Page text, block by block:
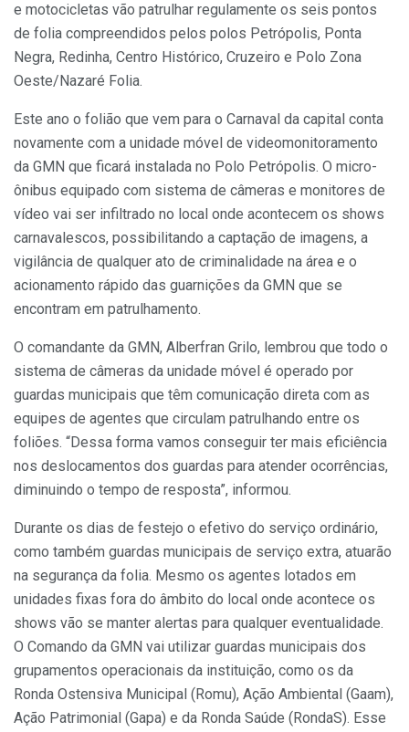
e motocicletas vão patrulhar regulamente os seis pontos
de folia compreendidos pelos polos Petrópolis, Ponta
Negra, Redinha, Centro Histórico, Cruzeiro e Polo Zona
Oeste/Nazaré Folia.
Este ano o folião que vem para o Carnaval da capital conta
novamente com a unidade móvel de videomonitoramento
da GMN que ficará instalada no Polo Petrópolis. O micro-
ônibus equipado com sistema de câmeras e monitores de
vídeo vai ser infiltrado no local onde acontecem os shows
carnavalescos, possibilitando a captação de imagens, a
vigilância de qualquer ato de criminalidade na área e o
acionamento rápido das guarnições da GMN que se
encontram em patrulhamento.
O comandante da GMN, Alberfran Grilo, lembrou que todo o
sistema de câmeras da unidade móvel é operado por
guardas municipais que têm comunicação direta com as
equipes de agentes que circulam patrulhando entre os
foliões. “Dessa forma vamos conseguir ter mais eficiência
nos deslocamentos dos guardas para atender ocorrências,
diminuindo o tempo de resposta”, informou.
Durante os dias de festejo o efetivo do serviço ordinário,
como também guardas municipais de serviço extra, atuarão
na segurança da folia. Mesmo os agentes lotados em
unidades fixas fora do âmbito do local onde acontece os
shows vão se manter alertas para qualquer eventualidade.
O Comando da GMN vai utilizar guardas municipais dos
grupamentos operacionais da instituição, como os da
Ronda Ostensiva Municipal (Romu), Ação Ambiental (Gaam),
Ação Patrimonial (Gapa) e da Ronda Saúde (RondaS). Esse